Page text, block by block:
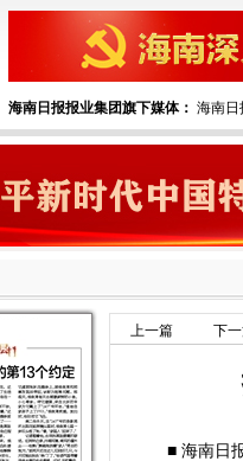
海南日报报业集团旗下媒体： 海南日
上一篇 下
■ 海南日报